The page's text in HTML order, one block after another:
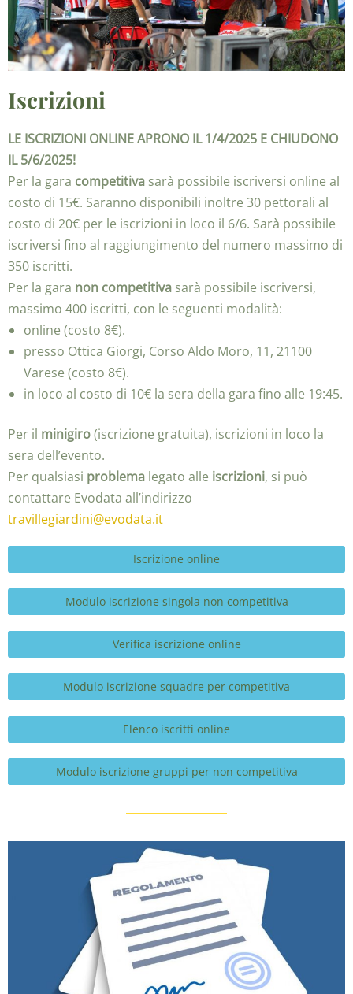
Iscrizioni
LE ISCRIZIONI ONLINE APRONO IL 1/4/2025 E CHIUDONO
IL 5/6/2025!
Per la gara competitiva sarà possibile iscriversi online al
costo di 15€. Saranno disponibili inoltre 30 pettorali al
costo di 20€ per le iscrizioni in loco il 6/6. Sarà possibile
iscriversi fino al raggiungimento del numero massimo di
350 iscritti.
Per la gara non competitiva sarà possibile iscriversi,
massimo 400 iscritti, con le seguenti modalità:
online (costo 8€).
presso Ottica Giorgi, Corso Aldo Moro, 11, 21100
Varese (costo 8€).
in loco al costo di 10€ la sera della gara fino alle 19:45.
Per il minigiro(iscrizione gratuita), iscrizioni in loco la
sera dell’evento.
Per qualsiasi problema legato alle iscrizioni, si può
contattare Evodata all’indirizzo
travillegiardini@evodata.it
Iscrizione online
Modulo iscrizione singola non competitiva
Verifica iscrizione online
Modulo iscrizione squadre per competitiva
Elenco iscritti online
Modulo iscrizione gruppi per non competitiva